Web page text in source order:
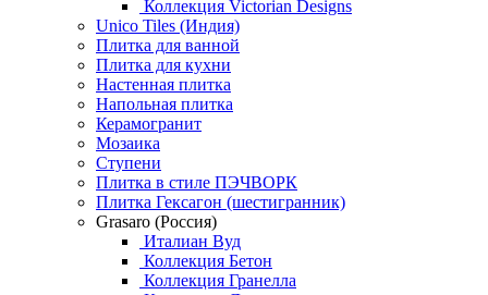
Коллекция Victorian Designs
Unico Tiles (Индия)
Плитка для ванной
Плитка для кухни
Настенная плитка
Напольная плитка
Керамогранит
Мозаика
Ступени
Плитка в стиле ПЭЧВОРК
Плитка Гексагон (шестигранник)
Grasaro (Россия)
Италиан Вуд
Коллекция Бетон
Коллекция Гранелла